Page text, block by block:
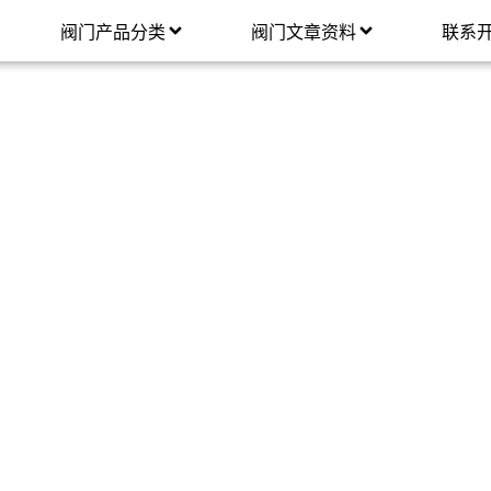
阀门产品分类 阀门文章资料 联系